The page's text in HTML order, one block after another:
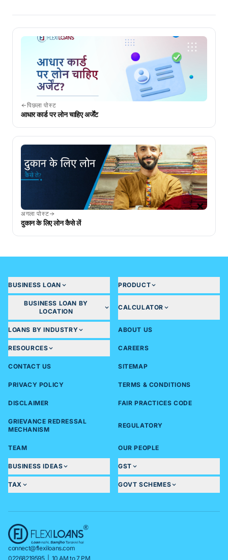
पिछला पोस्ट
आधार कार्ड पर लोन चाहिए अर्जेंट
अगला पोस्ट
दुकान के लिए लोन कैसे लें
BUSINESS LOAN PRODUCT
BUSINESS LOAN BY
LOCATION
CALCULATOR
LOANS BY INDUSTRY ABOUT US
RESOURCES CAREERS
CONTACT US SITEMAP
PRIVACY POLICY TERMS & CONDITIONS
DISCLAIMER FAIR PRACTICES CODE
GRIEVANCE REDRESSAL
MECHANISM
REGULATORY
TEAM OUR PEOPLE
BUSINESS IDEAS GST
TAX GOVT SCHEMES
connect@flexiloans.com
02268219595| 10 AM to 7 PM